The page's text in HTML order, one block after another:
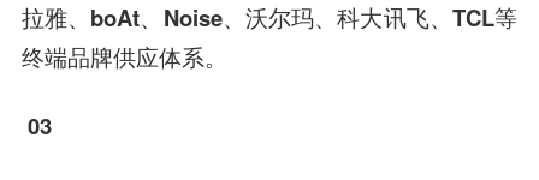
拉雅、boAt、Noise、沃尔玛、科大讯飞、TCL等
终端品牌供应体系。
03